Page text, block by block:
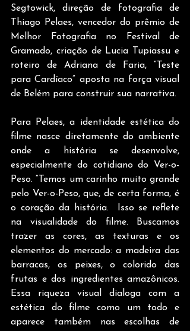
Segtowick, direção de fotografia de
Thiago Pelaes, vencedor do prêmio de
Melhor Fotografia no Festival de
Gramado, criação de Lucia Tupiassu e
roteiro de Adriana de Faria, “Teste
para Cardíaco” aposta na força visual
de Belém para construir sua narrativa.
Para Pelaes, a identidade estética do
filme nasce diretamente do ambiente
onde a história se desenvolve,
especialmente do cotidiano do Ver-o-
Peso. “Temos um carinho muito grande
pelo Ver-o-Peso, que, de certa forma, é
o coração da história.  Isso se reflete
na visualidade do filme. Buscamos
trazer as cores, as texturas e os
elementos do mercado: a madeira das
barracas, os peixes, o colorido das
frutas e dos ingredientes amazônicos.
Essa riqueza visual dialoga com a
estética do filme como um todo e
aparece também nas escolhas de